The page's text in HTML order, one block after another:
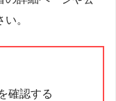
。
確認する